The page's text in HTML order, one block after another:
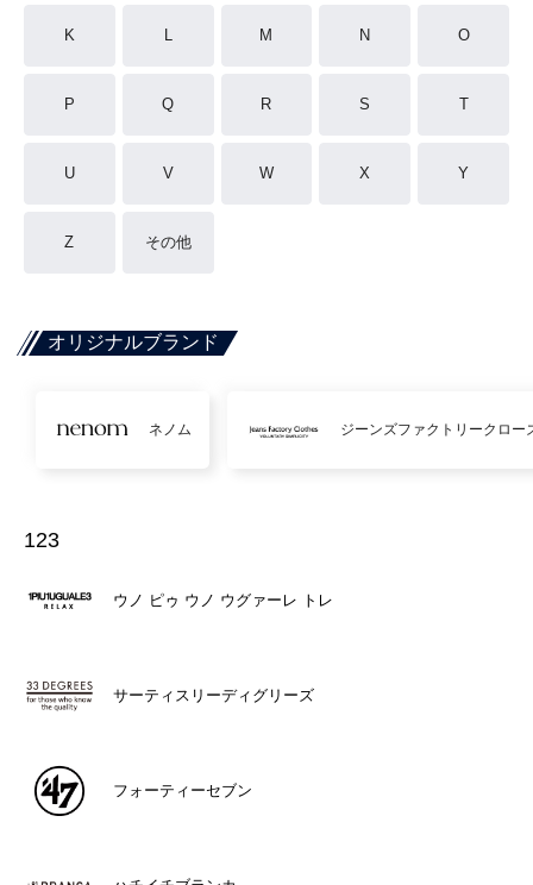
K L M N O
P Q R S T
U V W X Y
Z その他
オリジナルブランド
ネノム ジーンズファクトリークロー
123
ウノ ピゥ ウノ ウグァーレ トレ
サーティスリーディグリーズ
フォーティーセブン